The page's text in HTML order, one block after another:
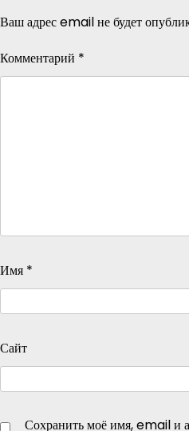
Ваш адрес email не будет
Комментарий *
Имя *
Сайт
Сохранить моё имя, email и